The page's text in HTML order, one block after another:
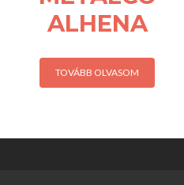
ALHENA
TOVÁBB OLVASOM